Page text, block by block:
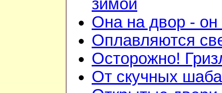
зимой
Она на двор - он
Оплавляются
Осторожно!
От скучных